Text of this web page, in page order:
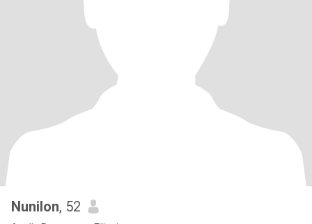
Nunilon, 52